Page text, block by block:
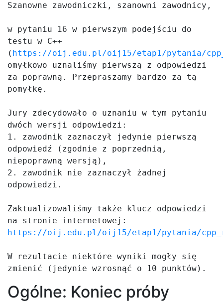
Szanowne zawodniczki, szanowni zawodnicy,
w pytaniu 16 w pierwszym podejściu do
testu w C++
( https://oij.edu.pl/oij15/etap1/pytania/
omyłkowo uznaliśmy pierwszą z odpowiedzi
za poprawną. Przepraszamy bardzo za tą
pomyłkę.
Jury zdecydowało o uznaniu w tym pytaniu
dwóch wersji odpowiedzi:
1. zawodnik zaznaczył jedynie pierwszą
odpowiedź (zgodnie z poprzednią,
niepoprawną wersją),
2. zawodnik nie zaznaczył żadnej
odpowiedzi.
Zaktualizowaliśmy także klucz odpowiedzi
https://oij.edu.pl/oij15/etap1/pytania/
W rezultacie niektóre wyniki mogły się
zmienić (jedynie wzrosnąć o 10 punktów).
Ogólne: Koniec próby